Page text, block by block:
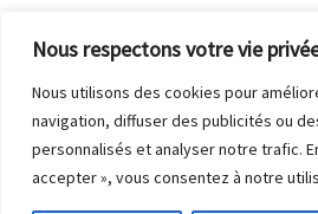
Nous respectons votre vie
Nous utilisons des cookies pour
navigation, diffuser des publicités ou
personnalisés et analyser notre trafic.
accepter », vous consentez à notre
© 2026Club Photo de Malakoff–